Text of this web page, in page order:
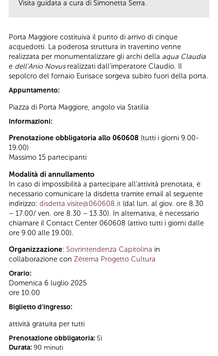
Visita guidata a cura di Simonetta Serra.
Porta Maggiore costituiva il punto di arrivo di cinque
acquedotti. La poderosa struttura in travertino venne
realizzata per monumentalizzare gli archi della aqua Claudia
e dell’Anio Novusrealizzati dall’imperatore Claudio. Il
sepolcro del fornaio Eurisace sorgeva subito fuori della porta.
Appuntamento:
Piazza di Porta Maggiore, angolo via Statilia
Informazioni:
Prenotazione obbligatoria allo 060608 (tutti i giorni 9.00-
19.00)
Massimo 15 partecipanti
Modalità di annullamento
In caso di impossibilità a partecipare all’attività prenotata, è
necessario comunicare la disdetta tramite email al seguente
indirizzo: disdetta.visite@060608.it (dal lun. al giov. ore 8.30
– 17.00/ ven. ore 8.30 – 13.30). In alternativa, è necessario
chiamare il Contact Center 060608 (attivo tutti i giorni dalle
ore 9.00 alle 19.00).
Organizzazione: Sovrintendenza Capitolina in
collaborazione con Zètema Progetto Cultura
Orario:
Domenica 6 luglio 2025
ore 10.00
Biglietto d'ingresso:
attività gratuita per tutti
Prenotazione obbligatoria: Sì
Durata: 90 minuti